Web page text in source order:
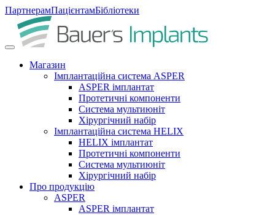
ПартнерамПацієнтамБібліотеки
Магазин
Імплантаційна система ASPER
ASPER імплантат
Протетичні компоненти
Система мультиюніт
Хірургічний набір
Імплантаційна система HELIX
HELIX імплантат
Протетичні компоненти
Система мультиюніт
Хірургічний набір
Про продукцію
ASPER
ASPER імплантат